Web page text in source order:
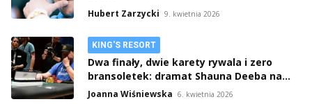
Hubert Zarzycki 9. kwietnia 2026
KING'S RESORT
Dwa finały, dwie karety rywala i zero
bransoletek: dramat Shauna Deeba na
WSOPE w Pradze
Joanna Wiśniewska 6. kwietnia 2026